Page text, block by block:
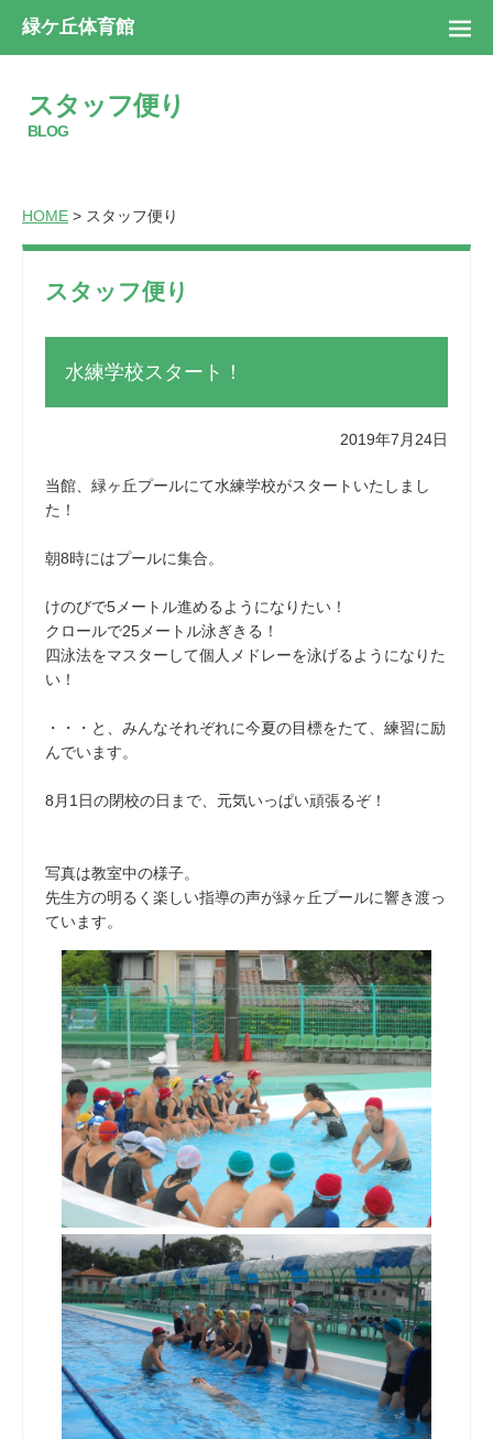
緑ケ丘体育館
スタッフ便り
BLOG
HOME > スタッフ便り
スタッフ便り
水練学校スタート！
2019年7月24日
当館、緑ヶ丘プールにて水練学校がスタートいたしまし
た！
朝8時にはプールに集合。
けのびで5メートル進めるようになりたい！
クロールで25メートル泳ぎきる！
四泳法をマスターして個人メドレーを泳げるようになりた
い！
・・・と、みんなそれぞれに今夏の目標をたて、練習に励
んでいます。
8月1日の閉校の日まで、元気いっぱい頑張るぞ！
写真は教室中の様子。
先生方の明るく楽しい指導の声が緑ヶ丘プールに響き渡っ
ています。